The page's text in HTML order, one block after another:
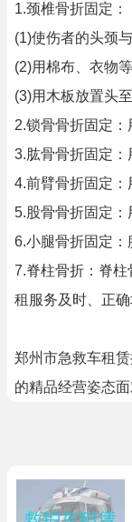
1.颈椎骨折固定：
(1)使伤者的头颈
(2)用棉布、衣物
(3)用木板放置头
2.锁骨骨折固定
3.肱骨骨折固定
4.前臂骨折固定
5.股骨骨折固定
6.小腿骨折固定
7.脊柱骨折：脊
租服务及时、正
郑州市急救车租
的精品经营姿态